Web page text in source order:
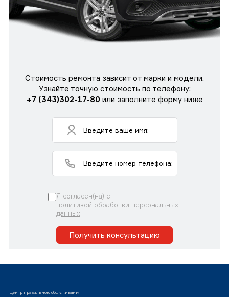
Стоимость ремонта зависит от марки и модели.
Узнайте точную стоимость по телефону:
+7 (343)302-17-80 или заполните форму ниже
Я согласен(на) с
политикой обработки персональных
данных
Получить консультацию
Центр правильного обслуживания